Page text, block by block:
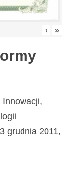
› »
Innowacji,
grudnia 2011,